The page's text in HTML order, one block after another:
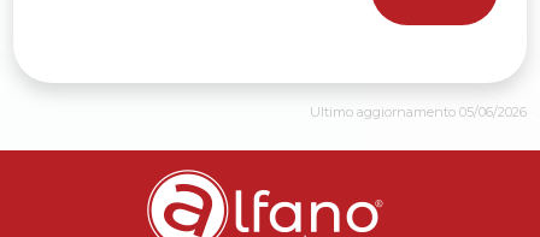
Ultimo aggiornamento 05/06/2026